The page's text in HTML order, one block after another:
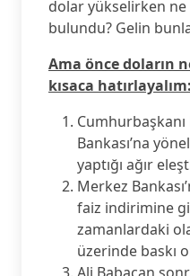
dolar yükselirken
bulundu? Gelin
Ama önce doların
kısaca hatırlayalım:
Cumhurbaşkanı
Bankası’na
yaptığı ağır
Merkez
faiz indirimine
zamanlardaki
üzerinde baskı